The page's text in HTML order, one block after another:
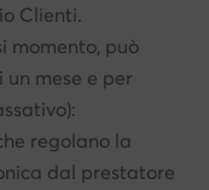
Clienti.
momento, può
mese e per
regolano la
dal prestatore